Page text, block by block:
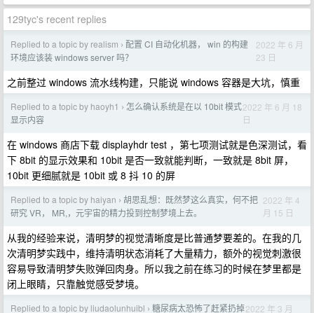
129tyc's recent replies
Replied to a topic by realism › 配置 CI 自动化机器， win 的构建
环境应该装 windows server 吗？
2022 年 6 月
23 日
之前整过 windows 流水线构建，只能说 windows 容器是大坑，慎重
Replied to a topic by haoyh1 › 怎么确认系统是在以 10bit 模式
显示内容
2022 年 6 月 18
日
在 windows 商店下载 displayhdr test ，第七项测试就是色深测试，看
下 8bit 的显示效果和 10bit 是否一致就能判断，一致就是 8bit 屏，
10bit 更细腻就是 10bit 或 8 抖 10 的屏
Replied to a topic by haiyan › 胡思乱想：既然梦这么真实，何不把
研究 VR， MR,，元宇宙的精力投到控制梦境上去。
2022 年 4
月 15 日
从我的经验来说，清明梦的视觉清晰度是比普通梦要差的。在我的几
次清明梦实践中，维持清明状态消耗了大量精力，额外的视觉刺激很
容易导致清明梦失败弹回肉身。所以我之前在练习的时候在梦里都是
闭上眼睛，只靠触觉感受梦境。
Replied to a topic by liudaolunhuibl › 糖尿病太恐怖了赶紧扔掉2022 年 3 月